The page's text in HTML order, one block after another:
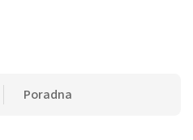
Poradna